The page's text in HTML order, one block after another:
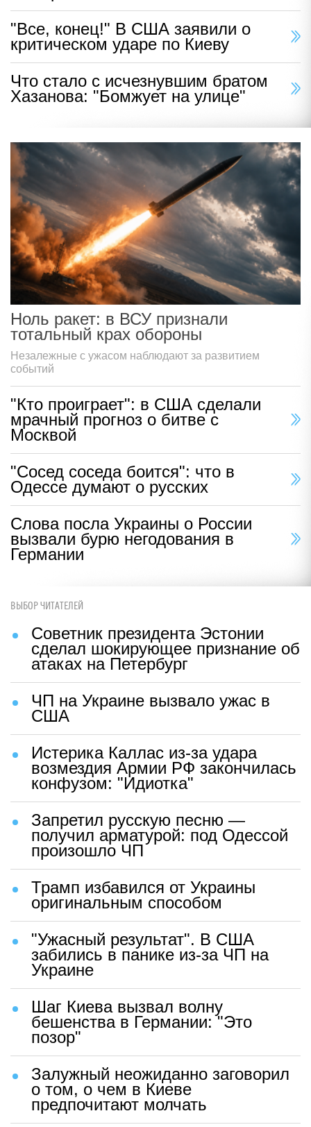
"Все, конец!" В США заявили о
критическом ударе по Киеву
Что стало с исчезнувшим братом
Хазанова: "Бомжует на улице"
Ноль ракет: в ВСУ признали
тотальный крах обороны
Незалежные с ужасом наблюдают за развитием
событий
"Кто проиграет": в США сделали
мрачный прогноз о битве с
Москвой
"Сосед соседа боится": что в
Одессе думают о русских
Слова посла Украины о России
вызвали бурю негодования в
Германии
ВЫБОР ЧИТАТЕЛЕЙ
Советник президента Эстонии
сделал шокирующее признание об
атаках на Петербург
ЧП на Украине вызвало ужас в
США
Истерика Каллас из-за удара
возмездия Армии РФ закончилась
конфузом: "Идиотка"
Запретил русскую песню —
получил арматурой: под Одессой
произошло ЧП
Трамп избавился от Украины
оригинальным способом
"Ужасный результат". В США
забились в панике из-за ЧП на
Украине
Шаг Киева вызвал волну
бешенства в Германии: "Это
позор"
Залужный неожиданно заговорил
о том, о чем в Киеве
предпочитают молчать